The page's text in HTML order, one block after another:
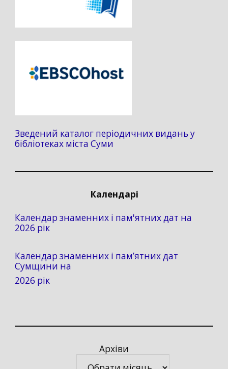
Зведений каталог періодичних видань у
бібліотеках міста Суми
Календарі
Календар знаменних і пам'ятних дат на
2026 рік
Календар знаменних і пам’ятних дат
Сумщини на
2026 рік
Архіви